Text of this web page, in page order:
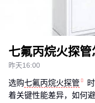
七氟丙烷火探管
昨天16:00
选购七氟丙烷火探管
着关键性能差异，如何